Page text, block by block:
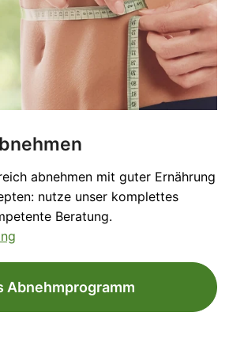
abnehmen mit guter Ernährung
nutze unser komplettes
Beratung.
Abnehmprogramm